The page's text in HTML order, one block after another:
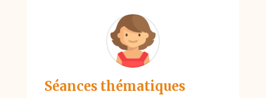
Séances thématiques